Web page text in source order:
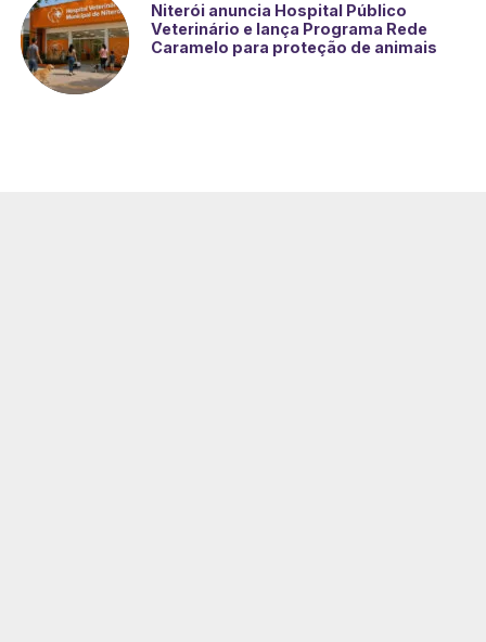
Niterói anuncia Hospital Público
Veterinário e lança Programa Rede
Caramelo para proteção de animais